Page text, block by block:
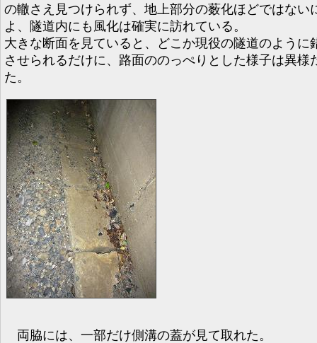
の轍さえ見つけられず、地上部分の薮化ほどではない
よ、隧道内にも風化は確実に訪れている。
大きな断面を見ていると、どこか現役の隧道のように
させられるだけに、路面ののっぺりとした様子は異様
た。
両脇には、一部だけ側溝の蓋が見て取れた。